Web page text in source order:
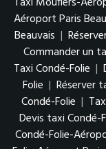
Aéroport Paris
Beauvais |
Commander un
Taxi Condé-Folie |
Folie | Réserver
Condé-Folie |
Devis taxi Condé-
Condé-Folie-